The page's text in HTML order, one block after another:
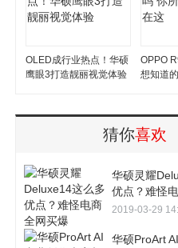
OLED成行业热点！华硕
鹰眼3打造靓丽视觉体验
OPPO
想知道
猜你喜欢
华硕灵耀
优点？难怪
2019-03-29
华硕ProArt